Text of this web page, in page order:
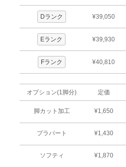
Dランク ¥39,050
Eランク ¥39,930
Fランク ¥40,810
オプション(1脚分) 定価
脚カット加工 ¥1,650
プラパート ¥1,430
ソフティ ¥1,870